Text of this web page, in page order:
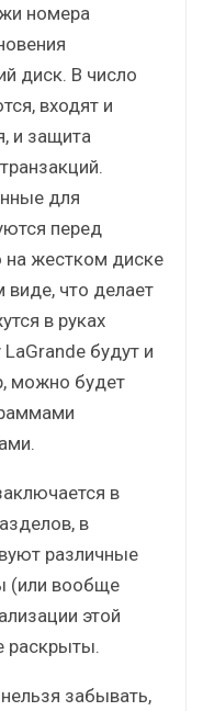
номера
диск. В число
входят и
и защита
для
перед
на жестком диске
виде, что делает
в руках
будут и
можно будет
в
в
различные
(или вообще
этой
раскрыты.
забывать,